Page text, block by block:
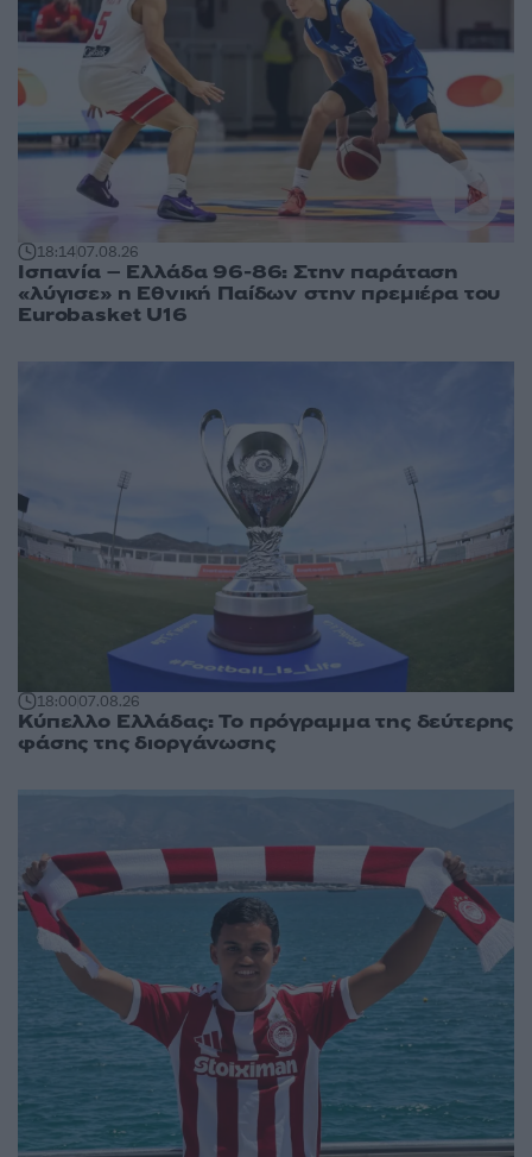
18:1407.08.26
Ισπανία – Ελλάδα 96-86: Στην παράταση
«λύγισε» η Εθνική Παίδων στην πρεμιέρα του
Eurobasket U16
18:0007.08.26
Κύπελλο Ελλάδας: Το πρόγραμμα της δεύτερης
φάσης της διοργάνωσης